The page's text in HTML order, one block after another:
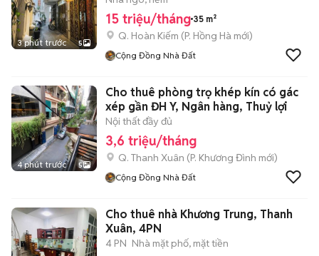
3 phút trước 5
15 triệu/tháng 35 m²
Q. Hoàn Kiếm (P. Hồng Hà mới)
Cộng Đồng Nhà Đất
4 phút trước 5
Cho thuê phòng trọ khép kín có gác
xép gần ĐH Y, Ngân hàng, Thuỷ lợi
Nội thất đầy đủ
3,6 triệu/tháng
Q. Thanh Xuân (P. Khương Đình mới)
Cộng Đồng Nhà Đất
Cho thuê nhà Khương Trung, Thanh
Xuân, 4PN
4 PN Nhà mặt phố, mặt tiền